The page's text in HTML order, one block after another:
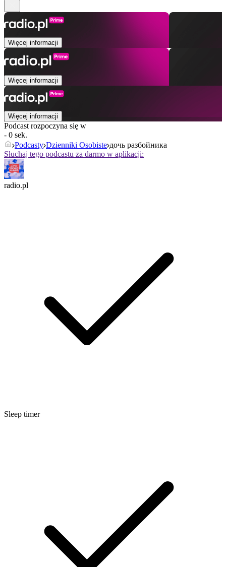
Więcej informacji
Więcej informacji
Więcej informacji
Podcast rozpoczyna się w
- 0 sek.
Podcasty Dzienniki Osobiste дочь разбойника
Słuchaj tego podcastu za darmo w aplikacji:
radio.pl
Sleep timer